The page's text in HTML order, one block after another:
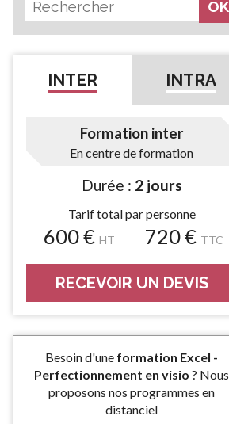
INTER INTRA
Formation inter
En centre de formation
Durée : 2 jours
Tarif total par personne
600 € HT 720 € TTC
RECEVOIR UN DEVIS
Besoin d'une formation Excel -
Perfectionnement en visio ? Nous
proposons nos programmes en
distanciel